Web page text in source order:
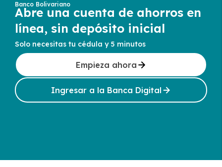
Banco Bolivariano
Abre una cuenta de ahorros en
línea, sin depósito inicial
Solo necesitas tu cédula y 5 minutos
Empieza ahora
Ingresar a la Banca Digital